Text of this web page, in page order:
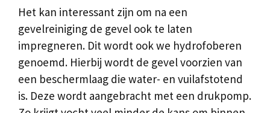
Het kan interessant zijn om na een
gevelreiniging de gevel ook te laten
impregneren. Dit wordt ook we hydrofoberen
genoemd. Hierbij wordt de gevel voorzien van
een beschermlaag die water- en vuilafstotend
is. Deze wordt aangebracht met een drukpomp.